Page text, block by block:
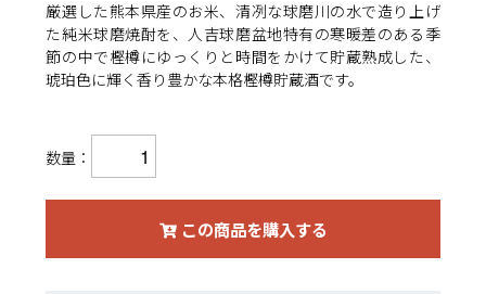
厳選した熊本県産のお米、清冽な球磨川の水で造り上げ
た純米球磨焼酎を、人吉球磨盆地特有の寒暖差のある季
節の中で樫樽にゆっくりと時間をかけて貯蔵熟成した、
琥珀色に輝く香り豊かな本格樫樽貯蔵酒です。
数量：
この商品を購入する